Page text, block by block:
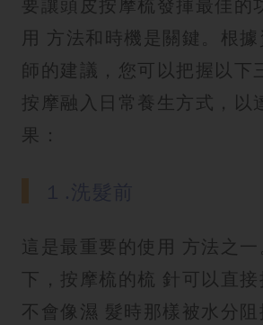
要讓頭皮按摩梳發揮最佳的
用 方法和時機是關鍵。根
師的建議，您可以把握以下
按摩融入日常養生方式，以
果：
這是最重要的使用 方法之
下，按摩梳的梳 針可以直
不會像濕 髮時那樣被水分